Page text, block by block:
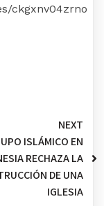
ckgxnv04zrno
NEXT
ISLÁMICO EN
RECHAZA LA
DE UNA
IGLESIA